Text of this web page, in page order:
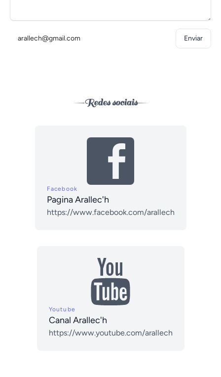
arallech@gmail.com Enviar
Redes sociais
Facebook
Pagina Arallec'h
https://www.facebook.com/arallech
Youtube
Canal Arallec'h
https://www.youtube.com/arallech